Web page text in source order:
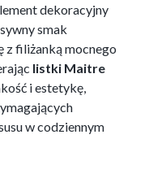
dekoracyjny
smak
z filiżanką mocnego
listki Maitre
i estetykę,
w codziennym